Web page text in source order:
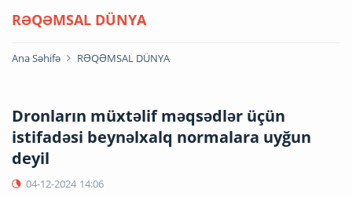
RƏQƏMSAL DÜNYA
Ana Səhifə RƏQƏMSAL DÜNYA
Dronların müxtəlif məqsədlər üçün
istifadəsi beynəlxalq normalara uyğun
deyil
04-12-2024 14:06